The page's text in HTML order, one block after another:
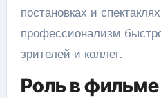
постановках и
профессионализм
зрителей и коллег.
Роль в